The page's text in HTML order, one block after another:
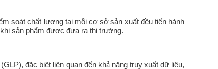
soát chất lượng tại mỗi cơ sở sản xuất đều tiến hành
sản phẩm được đưa ra thị trường.
đặc biệt liên quan đến khả năng truy xuất dữ liệu,